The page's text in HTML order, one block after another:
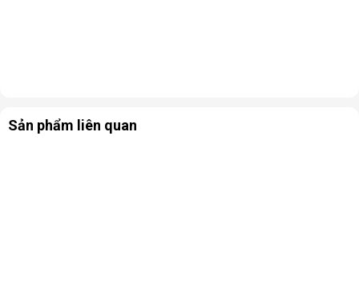
Sản phẩm liên quan